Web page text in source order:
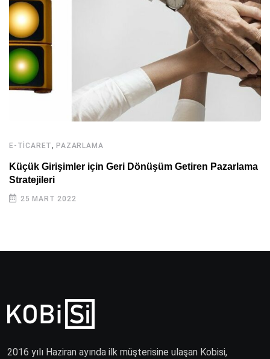
E-TICARET,PAZARLAMA
Küçük Girişimler için Geri Dönüşüm Getiren Pazarlama
Stratejileri
25 MART 2022
2016 yılı Haziran ayında ilk müşterisine ulaşan Kobisi,